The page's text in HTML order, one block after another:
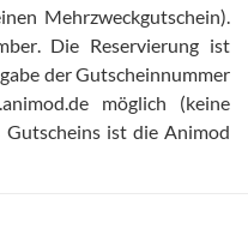
Mehrzweckgutschein)
. Die Reservierung ist
der Gutscheinnummer
möglich (keine
Gutscheins ist die Animod